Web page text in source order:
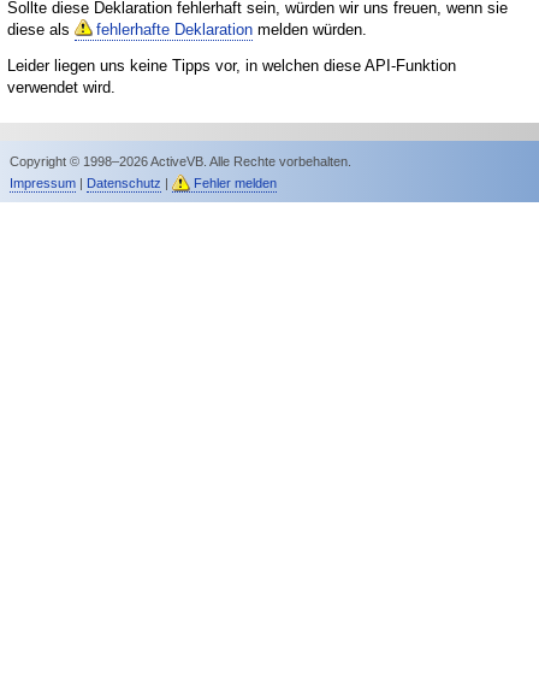
Sollte diese Deklaration fehlerhaft sein, würden wir uns freuen, wenn sie
diese als
fehlerhafte Deklaration melden würden.
Leider liegen uns keine Tipps vor, in welchen diese API-Funktion
verwendet wird.
Copyright © 1998–2026 ActiveVB. Alle Rechte vorbehalten.
Impressum| Datenschutz | Fehler melden